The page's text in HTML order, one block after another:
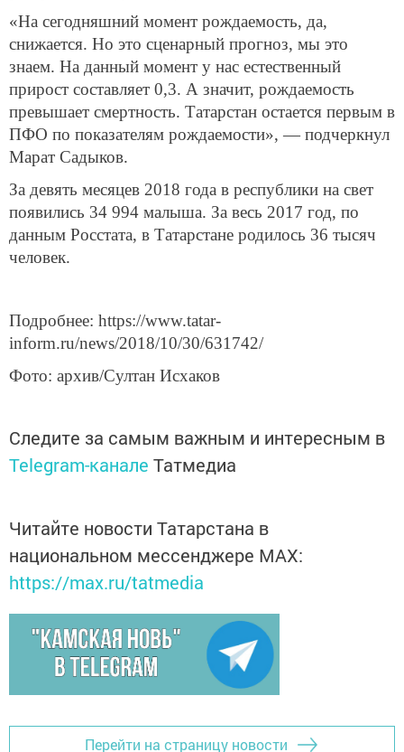
«На сегодняшний момент рождаемость, да,
снижается. Но это сценарный прогноз, мы это
знаем. На данный момент у нас естественный
прирост составляет 0,3. А значит, рождаемость
превышает смертность. Татарстан остается первым в
ПФО по показателям рождаемости», — подчеркнул
Марат Садыков.
За девять месяцев 2018 года в республики на свет
появились 34 994 малыша. За весь 2017 год, по
данным Росстата, в Татарстане родилось 36 тысяч
человек.
Подробнее: https://www.tatar-
inform.ru/news/2018/10/30/631742/
Фото: архив/Султан Исхаков
Следите за самым важным и интересным в
Telegram-канале Татмедиа
Читайте новости Татарстана в
национальном мессенджере MАХ:
https://max.ru/tatmedia
Перейти на страницу новости